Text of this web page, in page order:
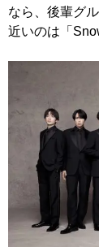
なら、後輩グ
近いのは「